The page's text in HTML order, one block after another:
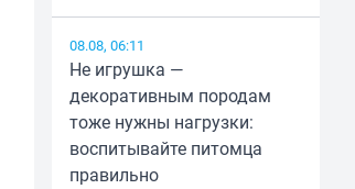
08.08, 06:11
Не игрушка —
декоративным породам
тоже нужны нагрузки:
воспитывайте питомца
правильно